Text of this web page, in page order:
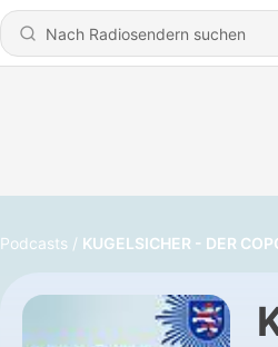
Podcasts KUGELSICHER - DER